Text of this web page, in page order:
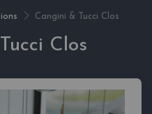
Cangini & Tucci Clos
Clos